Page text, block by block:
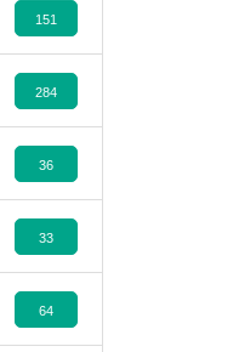
151
284
36
33
64